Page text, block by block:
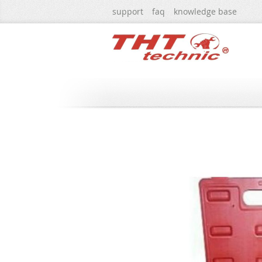
Μετάβαση
στο
περιεχόμενο
support faq knowledge base